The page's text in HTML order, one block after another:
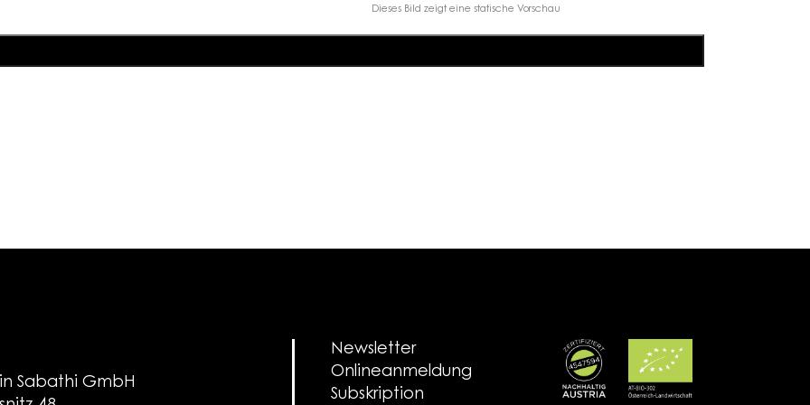
Dieses Bild zeigt eine statische Vorschau
Sabathi GmbH
Newsletter
Onlineanmeldung
Subskription